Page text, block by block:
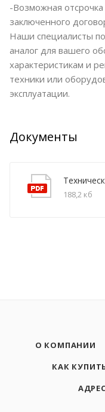
-Возможная
заключенного
Наши специалисты
аналог для вашего
характеристикам и
техники или
эксплуатации.
Документы
188,2 кб
О КОМПАНИИ
КАК